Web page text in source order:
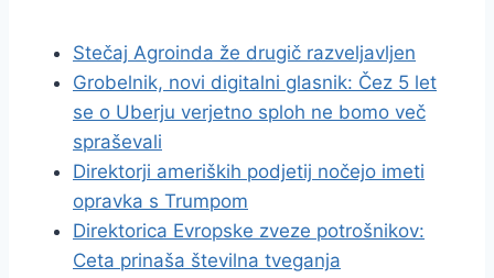
Stečaj Agroinda že drugič razveljavljen
Grobelnik, novi digitalni glasnik: Čez 5 let
se o Uberju verjetno sploh ne bomo več
spraševali
Direktorji ameriških podjetij nočejo imeti
opravka s Trumpom
Direktorica Evropske zveze potrošnikov:
Ceta prinaša številna tveganja